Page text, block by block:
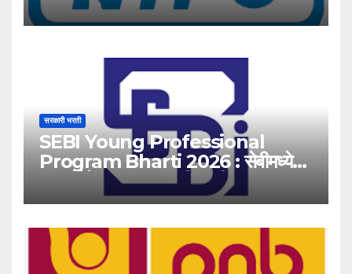
सरकारी भरती
SEBI Young Professional
Program Bharti 2026 : सेबीमध्ये
‘यंग प्रोफेशनल’ पदांसाठी भरती!